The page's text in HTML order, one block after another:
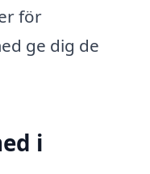
för
ge dig de
i